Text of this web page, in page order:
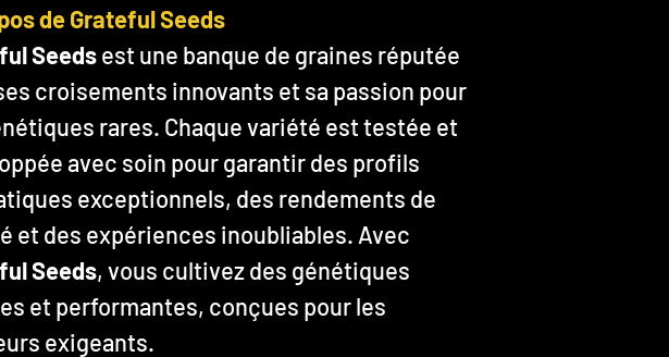
de Grateful Seeds
Seedsest une banque de graines réputée
croisements innovants et sa passion pour
rares. Chaque variété est testée et
avec soin pour garantir des profils
exceptionnels, des rendements de
et des expériences inoubliables. Avec
Seeds, vous cultivez des génétiques
et performantes, conçues pour les
exigeants.